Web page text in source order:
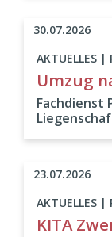
AKTUELLES |
Umzug
Fachdienst
30.07.2026
AKTUELLES |
KITA
23.07.2026